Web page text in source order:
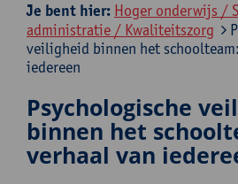
Je bent hier: Hoger onderwijs /
administratie / Kwaliteitszorg
veiligheid binnen het
iedereen
Psychologische
binnen het
verhaal van